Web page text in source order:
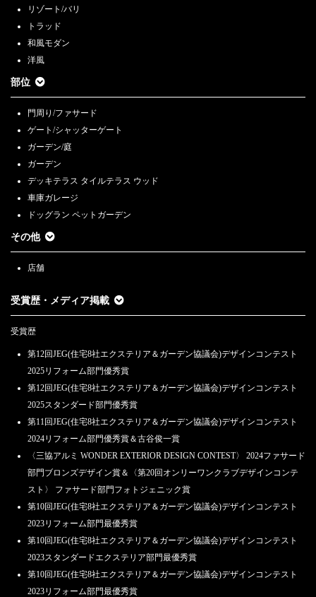
リゾート/バリ
トラッド
和風モダン
洋風
部位
門周り/ファサード
ゲート/シャッターゲート
ガーデン/庭
ガーデン
デッキテラス タイルテラス ウッド
車庫ガレージ
ドッグラン ペットガーデン
その他
店舗
受賞歴・メディア掲載
受賞歴
第12回JEG(住宅8社エクステリア＆ガーデン協議会)デザインコンテスト
2025リフォーム部門優秀賞
第12回JEG(住宅8社エクステリア＆ガーデン協議会)デザインコンテスト
2025スタンダード部門優秀賞
第11回JEG(住宅8社エクステリア＆ガーデン協議会)デザインコンテスト
2024リフォーム部門優秀賞＆古谷俊一賞
〈三協アルミ WONDER EXTERIOR DESIGN CONTEST〉 2024ファサード
部門ブロンズデザイン賞＆〈第20回オンリーワンクラブデザインコンテ
スト〉 ファサード部門フォトジェニック賞
第10回JEG(住宅8社エクステリア＆ガーデン協議会)デザインコンテスト
2023リフォーム部門最優秀賞
第10回JEG(住宅8社エクステリア＆ガーデン協議会)デザインコンテスト
2023スタンダードエクステリア部門最優秀賞
第10回JEG(住宅8社エクステリア＆ガーデン協議会)デザインコンテスト
2023リフォーム部門最優秀賞